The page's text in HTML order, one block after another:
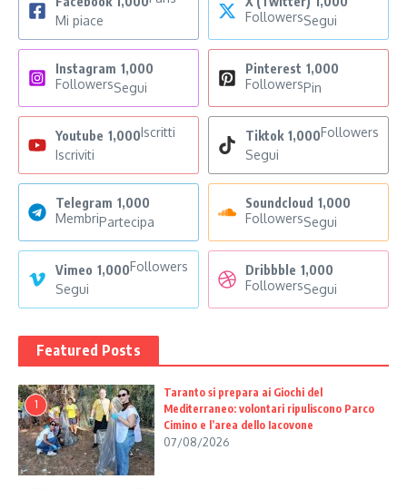
Mi piace
FollowersSegui
Instagram 1,000
FollowersSegui
Pinterest 1,000
FollowersPin
Youtube 1,000Iscritti
Iscriviti
Tiktok 1,000Followers
Segui
Telegram 1,000
MembriPartecipa
Soundcloud 1,000
FollowersSegui
Vimeo 1,000Followers
Segui
Dribbble 1,000
FollowersSegui
Featured Posts
1
Taranto si prepara ai Giochi del
Mediterraneo: volontari ripuliscono Parco
Cimino e l’area dello Iacovone
07/08/2026